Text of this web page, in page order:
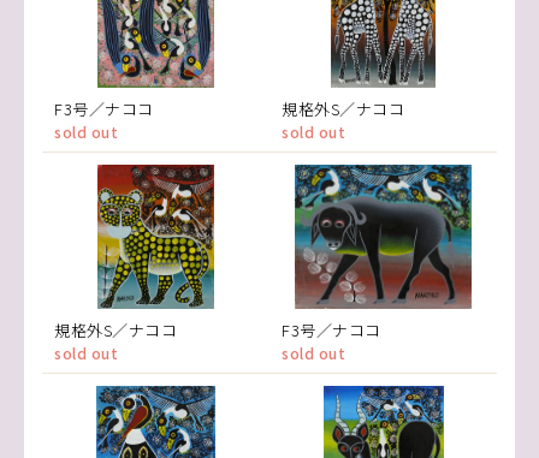
F3号／ナココ
sold out
規格外S／ナココ
sold out
規格外S／ナココ
sold out
F3号／ナココ
sold out